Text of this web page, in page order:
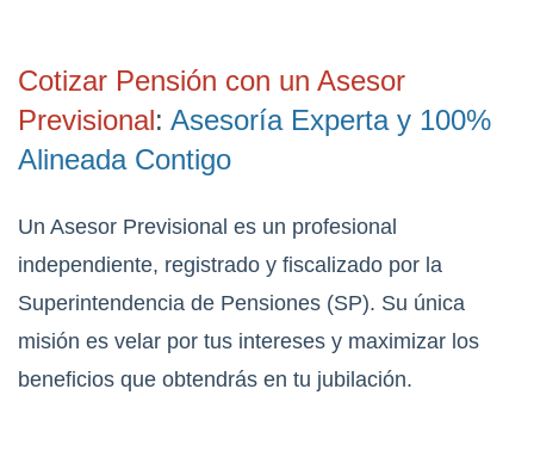
Cotizar Pensión con un Asesor
Previsional: Asesoría Experta y 100%
Alineada Contigo
Un Asesor Previsional es un profesional
independiente, registrado y fiscalizado por la
Superintendencia de Pensiones (SP). Su única
misión es velar por tus intereses y maximizar los
beneficios que obtendrás en tu jubilación.